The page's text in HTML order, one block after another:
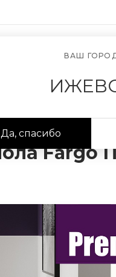
ВАШ
Да, спасибо
Сотрудничество
Удобство и качество от
Fargo